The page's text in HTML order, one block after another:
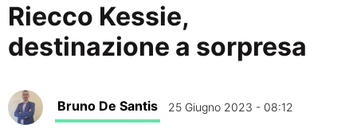
Riecco Kessie,
destinazione a sorpresa
Bruno De Santis 25 Giugno 2023 - 08:12